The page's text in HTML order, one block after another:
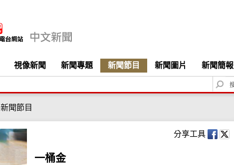
視像新聞 新聞專題 新聞節目 新聞圖片 新聞簡報
S
e
c
h
新聞節目
分享工具
一桶金